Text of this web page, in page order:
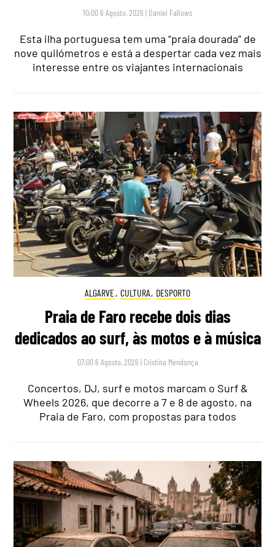
10:00 6 Agosto, 2026 | Daniel Fallows
Esta ilha portuguesa tem uma “praia dourada” de
nove quilómetros e está a despertar cada vez mais
interesse entre os viajantes internacionais
ALGARVE, CULTURA, DESPORTO
Praia de Faro recebe dois dias
dedicados ao surf, às motos e à música
07:00 6 Agosto, 2026 | Cristina Mendonça
Concertos, DJ, surf e motos marcam o Surf &
Wheels 2026, que decorre a 7 e 8 de agosto, na
Praia de Faro, com propostas para todos